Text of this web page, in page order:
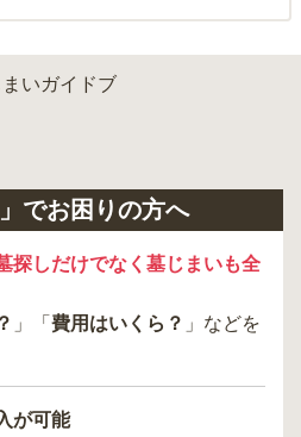
でお困りの方へ
探しだけでなく墓じまいも全
」「 費用はいくら？ 」などを
が可能